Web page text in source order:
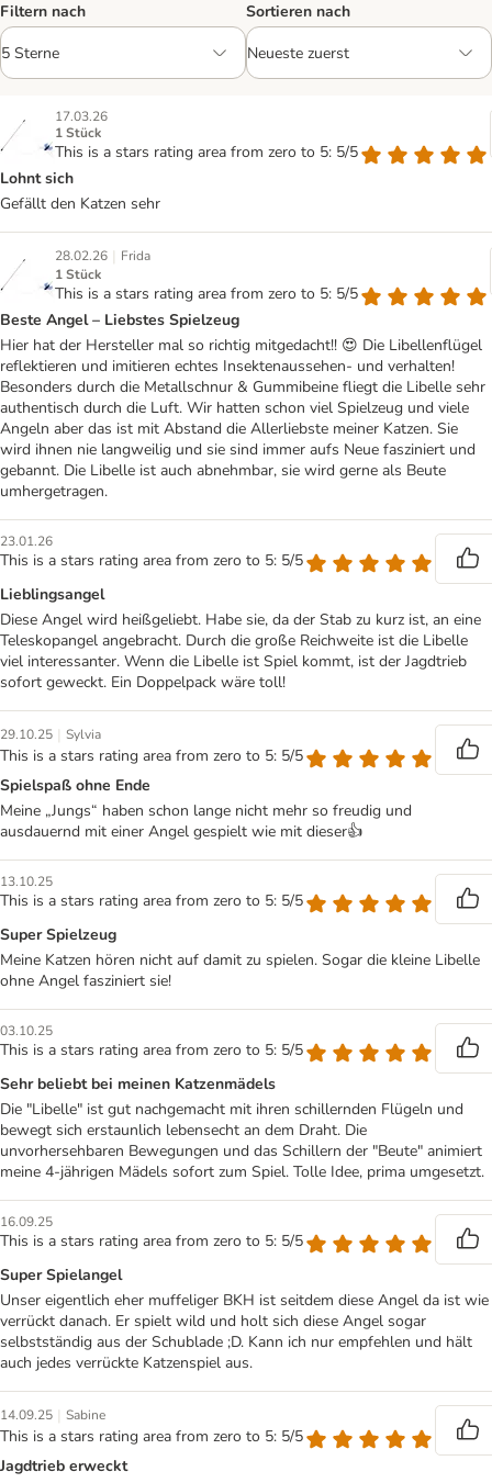
Filtern nach Sortieren nach
17.03.26
1 Stück
This is a stars rating area from zero to 5: 5/5
Lohnt sich
Gefällt den Katzen sehr
28.02.26 | Frida
1 Stück
This is a stars rating area from zero to 5: 5/5
Beste Angel – Liebstes Spielzeug
Hier hat der Hersteller mal so richtig mitgedacht!! 😍 Die Libellenflügel
reflektieren und imitieren echtes Insektenaussehen- und verhalten!
Besonders durch die Metallschnur & Gummibeine fliegt die Libelle sehr
authentisch durch die Luft. Wir hatten schon viel Spielzeug und viele
Angeln aber das ist mit Abstand die Allerliebste meiner Katzen. Sie
wird ihnen nie langweilig und sie sind immer aufs Neue fasziniert und
gebannt. Die Libelle ist auch abnehmbar, sie wird gerne als Beute
umhergetragen.
23.01.26
This is a stars rating area from zero to 5: 5/5
Lieblingsangel
Diese Angel wird heißgeliebt. Habe sie, da der Stab zu kurz ist, an eine
Teleskopangel angebracht. Durch die große Reichweite ist die Libelle
viel interessanter. Wenn die Libelle ist Spiel kommt, ist der Jagdtrieb
sofort geweckt. Ein Doppelpack wäre toll!
29.10.25 | Sylvia
This is a stars rating area from zero to 5: 5/5
Spielspaß ohne Ende
Meine „Jungs“ haben schon lange nicht mehr so freudig und
ausdauernd mit einer Angel gespielt wie mit dieser👍
13.10.25
This is a stars rating area from zero to 5: 5/5
Super Spielzeug
Meine Katzen hören nicht auf damit zu spielen. Sogar die kleine Libelle
ohne Angel fasziniert sie!
03.10.25
This is a stars rating area from zero to 5: 5/5
Sehr beliebt bei meinen Katzenmädels
Die "Libelle" ist gut nachgemacht mit ihren schillernden Flügeln und
bewegt sich erstaunlich lebensecht an dem Draht. Die
unvorhersehbaren Bewegungen und das Schillern der "Beute" animiert
meine 4-jährigen Mädels sofort zum Spiel. Tolle Idee, prima umgesetzt.
16.09.25
This is a stars rating area from zero to 5: 5/5
Super Spielangel
Unser eigentlich eher muffeliger BKH ist seitdem diese Angel da ist wie
verrückt danach. Er spielt wild und holt sich diese Angel sogar
selbstständig aus der Schublade ;D. Kann ich nur empfehlen und hält
auch jedes verrückte Katzenspiel aus.
14.09.25 | Sabine
This is a stars rating area from zero to 5: 5/5
Jagdtrieb erweckt